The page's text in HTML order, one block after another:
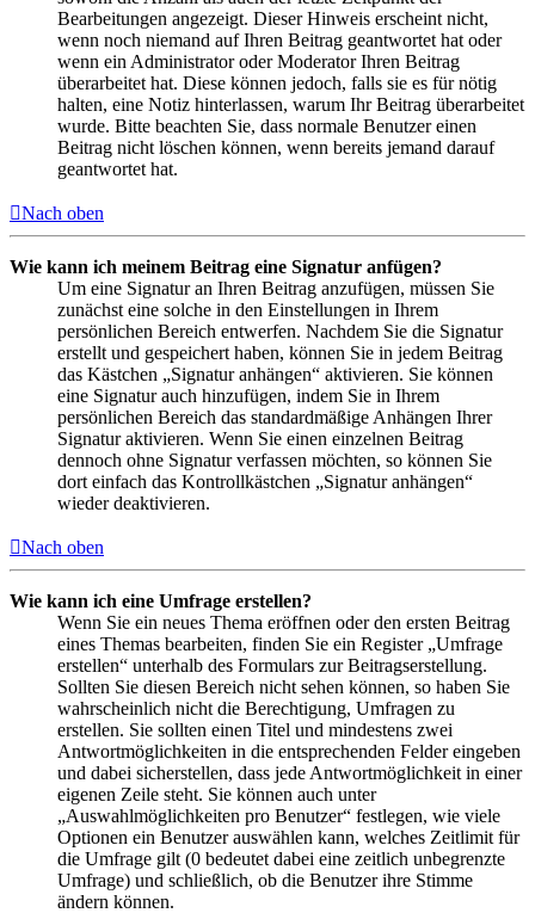
Bearbeitungen angezeigt. Dieser Hinweis erscheint nicht,
wenn noch niemand auf Ihren Beitrag geantwortet hat oder
wenn ein Administrator oder Moderator Ihren Beitrag
überarbeitet hat. Diese können jedoch, falls sie es für nötig
halten, eine Notiz hinterlassen, warum Ihr Beitrag überarbeitet
wurde. Bitte beachten Sie, dass normale Benutzer einen
Beitrag nicht löschen können, wenn bereits jemand darauf
geantwortet hat.
Nach oben
Wie kann ich meinem Beitrag eine Signatur anfügen?
Um eine Signatur an Ihren Beitrag anzufügen, müssen Sie
zunächst eine solche in den Einstellungen in Ihrem
persönlichen Bereich entwerfen. Nachdem Sie die Signatur
erstellt und gespeichert haben, können Sie in jedem Beitrag
das Kästchen „Signatur anhängen“ aktivieren. Sie können
eine Signatur auch hinzufügen, indem Sie in Ihrem
persönlichen Bereich das standardmäßige Anhängen Ihrer
Signatur aktivieren. Wenn Sie einen einzelnen Beitrag
dennoch ohne Signatur verfassen möchten, so können Sie
dort einfach das Kontrollkästchen „Signatur anhängen“
wieder deaktivieren.
Nach oben
Wie kann ich eine Umfrage erstellen?
Wenn Sie ein neues Thema eröffnen oder den ersten Beitrag
eines Themas bearbeiten, finden Sie ein Register „Umfrage
erstellen“ unterhalb des Formulars zur Beitragserstellung.
Sollten Sie diesen Bereich nicht sehen können, so haben Sie
wahrscheinlich nicht die Berechtigung, Umfragen zu
erstellen. Sie sollten einen Titel und mindestens zwei
Antwortmöglichkeiten in die entsprechenden Felder eingeben
und dabei sicherstellen, dass jede Antwortmöglichkeit in einer
eigenen Zeile steht. Sie können auch unter
„Auswahlmöglichkeiten pro Benutzer“ festlegen, wie viele
Optionen ein Benutzer auswählen kann, welches Zeitlimit für
die Umfrage gilt (0 bedeutet dabei eine zeitlich unbegrenzte
Umfrage) und schließlich, ob die Benutzer ihre Stimme
ändern können.